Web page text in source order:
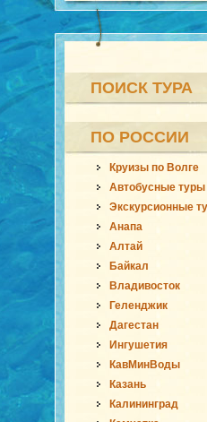
ПОИСК ТУРА
ПО РОССИИ
Круизы по Волге
Автобусные туры
Экскурсионные
Анапа
Алтай
Байкал
Владивосток
Геленджик
Дагестан
Ингушетия
КавМинВоды
Казань
Калининград